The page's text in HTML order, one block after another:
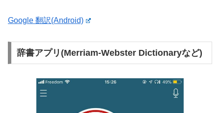
Google 翻訳(Android)
辞書アプリ(Merriam-Webster Dictionaryなど)